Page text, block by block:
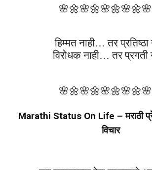
🌸🌼🌸🌼🌸🌼🌸🌼
हिम्मत नाही… तर प्रतिष्ठा
विरोधक नाही… तर प्रगती
🌸🌼🌸🌼🌸🌼🌸🌼
Marathi Status On Life – मराठी
विचार